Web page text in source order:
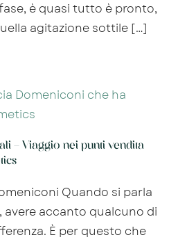
è quasi tutto è pronto,
agitazione sottile […]
– Viaggio nei punti vendita
Quando si parla
avere accanto qualcuno di
È per questo che